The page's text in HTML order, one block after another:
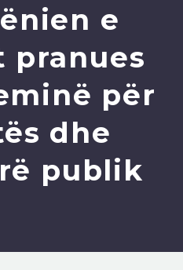
e
pranues
për
dhe
publik